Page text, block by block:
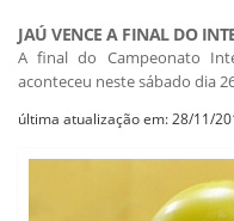
JAÚ VENCE A FINAL DO
A final do Campeonato
aconteceu neste sábado dia
última atualização em: 28/11/